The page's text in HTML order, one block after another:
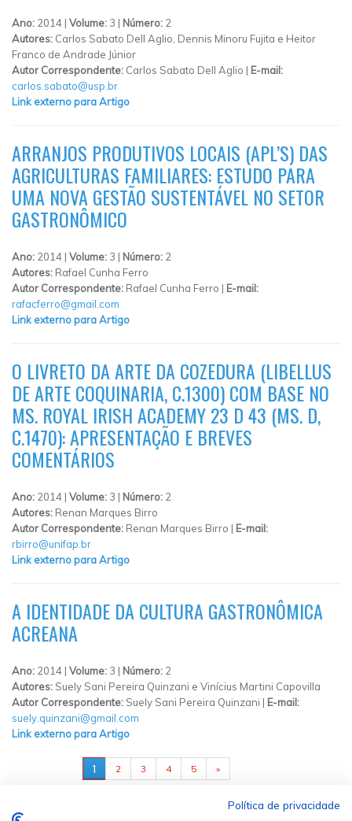
Ano: 2014 | Volume: 3 | Número: 2
Autores: Carlos Sabato Dell Aglio, Dennis Minoru Fujita e Heitor
Franco de Andrade Júnior
Autor Correspondente: Carlos Sabato Dell Aglio | E-mail:
carlos.sabato@usp.br
Link externo para Artigo
ARRANJOS PRODUTIVOS LOCAIS (APL’S) DAS
AGRICULTURAS FAMILIARES: ESTUDO PARA
UMA NOVA GESTÃO SUSTENTÁVEL NO SETOR
GASTRONÔMICO
Ano: 2014 | Volume: 3 | Número: 2
Autores: Rafael Cunha Ferro
Autor Correspondente: Rafael Cunha Ferro | E-mail:
rafacferro@gmail.com
Link externo para Artigo
O LIVRETO DA ARTE DA COZEDURA (LIBELLUS
DE ARTE COQUINARIA, C.1300) COM BASE NO
MS. ROYAL IRISH ACADEMY 23 D 43 (MS. D,
C.1470): APRESENTAÇÃO E BREVES
COMENTÁRIOS
Ano: 2014 | Volume: 3 | Número: 2
Autores: Renan Marques Birro
Autor Correspondente: Renan Marques Birro | E-mail:
rbirro@unifap.br
Link externo para Artigo
A IDENTIDADE DA CULTURA GASTRONÔMICA
ACREANA
Ano: 2014 | Volume: 3 | Número: 2
Autores: Suely Sani Pereira Quinzani e Vinícius Martini Capovilla
Autor Correspondente: Suely Sani Pereira Quinzani | E-mail:
suely.quinzani@gmail.com
Link externo para Artigo
1 2 3 4 5 »
Política de privacidade